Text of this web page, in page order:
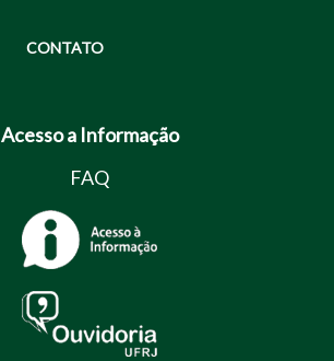
CONTATO
Acesso a Informação
FAQ